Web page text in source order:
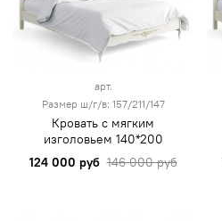
арт.
Размер ш/г/в: 157/211/147
Кровать с мягким
изголовьем 140*200
124 000 руб 146 000 руб